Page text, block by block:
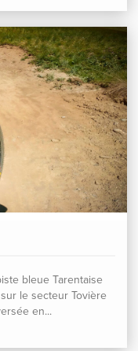
bleue Tarentaise
le secteur Tovière
en...